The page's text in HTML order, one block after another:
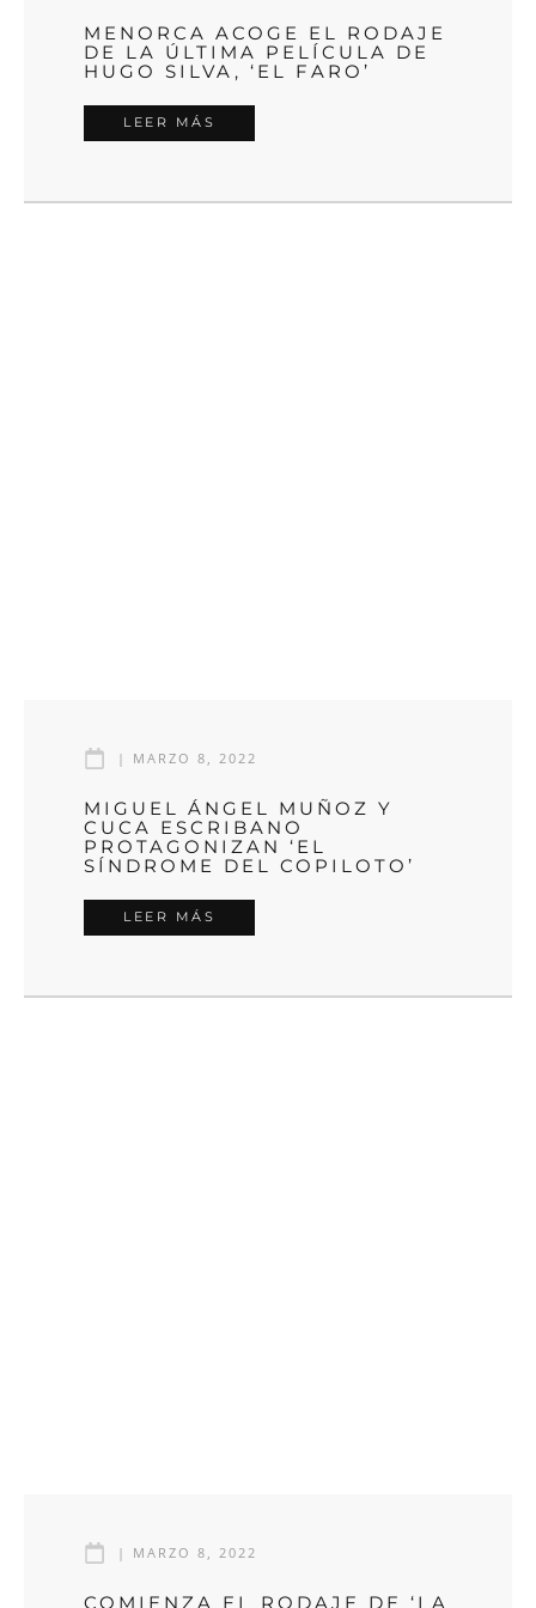
MENORCA ACOGE EL RODAJE
DE LA ÚLTIMA PELÍCULA DE
HUGO SILVA, ‘EL FARO’
LEER MÁS
| MARZO 8, 2022
MIGUEL ÁNGEL MUÑOZ Y
CUCA ESCRIBANO
PROTAGONIZAN ‘EL
SÍNDROME DEL COPILOTO’
LEER MÁS
| MARZO 8, 2022
COMIENZA EL RODAJE DE ‘LA